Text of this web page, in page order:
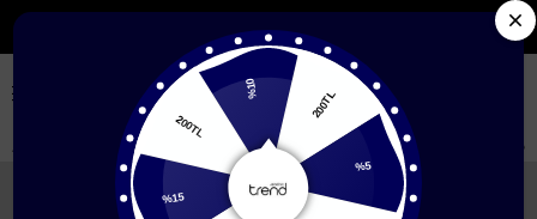
Seçili Yeni Sezon Ürünlerde %50'ye Varan İndirim
ÜST GİYİM İkili Takım Gold Düğme Detaylı Piliseli Etekli
200TL
200TL